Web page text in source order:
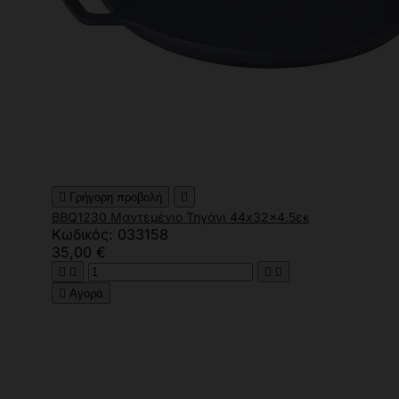
 Γρήγορη προβολή 
BBQ1230 Μαντεμένιο Τηγάνι 44x32x4.5εκ
Κωδικός: 033158
35,00 €
   
 Αγορά